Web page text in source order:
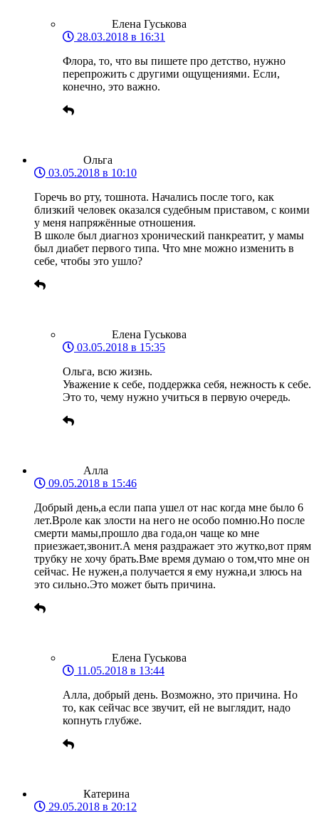
Елена Гуськова
28.03.2018 в 16:31
Флора, то, что вы пишете про детство, нужно
перепрожить с другими ощущениями. Если,
конечно, это важно.
Ольга
03.05.2018 в 10:10
Горечь во рту, тошнота. Начались после того, как
близкий человек оказался судебным приставом, с коими
у меня напряжённые отношения.
В школе был диагноз хронический панкреатит, у мамы
был диабет первого типа. Что мне можно изменить в
себе, чтобы это ушло?
Елена Гуськова
03.05.2018 в 15:35
Ольга, всю жизнь.
Уважение к себе, поддержка себя, нежность к себе.
Это то, чему нужно учиться в первую очередь.
Алла
09.05.2018 в 15:46
Добрый день,а если папа ушел от нас когда мне было 6
лет.Вроле как злости на него не особо помню.Но после
смерти мамы,прошло два года,он чаще ко мне
приезжает,звонит.А меня раздражает это жутко,вот прям
трубку не хочу брать.Вме время думаю о том,что мне он
сейчас. Не нужен,а получается я ему нужна,и злюсь на
это сильно.Это может быть причина.
Елена Гуськова
11.05.2018 в 13:44
Алла, добрый день. Возможно, это причина. Но
то, как сейчас все звучит, ей не выглядит, надо
копнуть глубже.
Катерина
29.05.2018 в 20:12